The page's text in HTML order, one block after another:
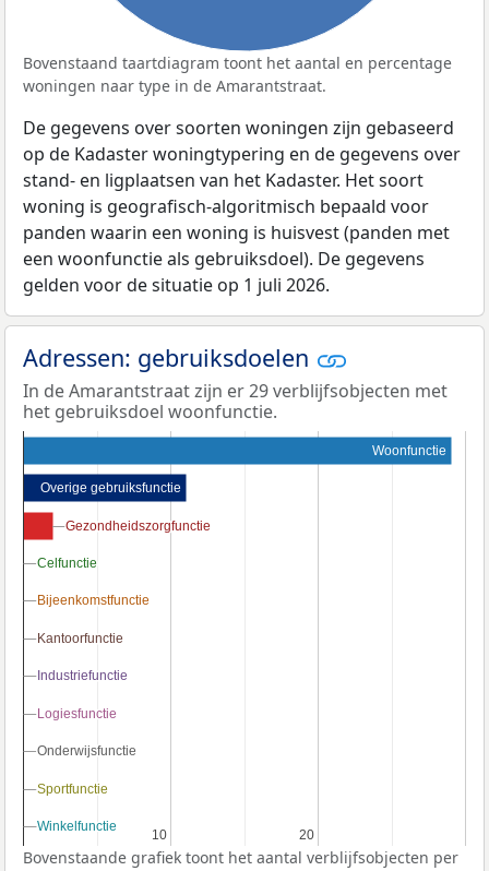
Bovenstaand taartdiagram toont het aantal en percentage
woningen naar type in de Amarantstraat.
De gegevens over soorten woningen zijn gebaseerd
op de Kadaster woningtypering en de gegevens over
stand- en ligplaatsen van het Kadaster. Het soort
woning is geografisch-algoritmisch bepaald voor
panden waarin een woning is huisvest (panden met
een woonfunctie als gebruiksdoel). De gegevens
gelden voor de situatie op 1 juli 2026.
Adressen: gebruiksdoelen
In de Amarantstraat zijn er 29 verblijfsobjecten met
het gebruiksdoel woonfunctie.
10
10 20
20
Woonfunctie
Overige gebruiksfunctie
Gezondheidszorgfunctie
Gezondheidszorgfunctie
Celfunctie
Celfunctie
Bijeenkomstfunctie
Bijeenkomstfunctie
Kantoorfunctie
Kantoorfunctie
Industriefunctie
Industriefunctie
Logiesfunctie
Logiesfunctie
Onderwijsfunctie
Onderwijsfunctie
Sportfunctie
Sportfunctie
Winkelfunctie
Winkelfunctie
Bovenstaande grafiek toont het aantal verblijfsobjecten per